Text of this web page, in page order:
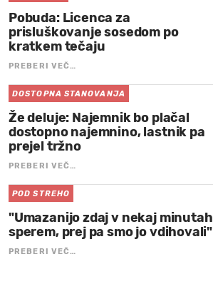
Pobuda: Licenca za
prisluškovanje sosedom po
kratkem tečaju
PREBERI VEČ…
DOSTOPNA STANOVANJA
Že deluje: Najemnik bo plačal
dostopno najemnino, lastnik pa
prejel tržno
PREBERI VEČ…
POD STREHO
"Umazanijo zdaj v nekaj minutah
sperem, prej pa smo jo vdihovali"
PREBERI VEČ…